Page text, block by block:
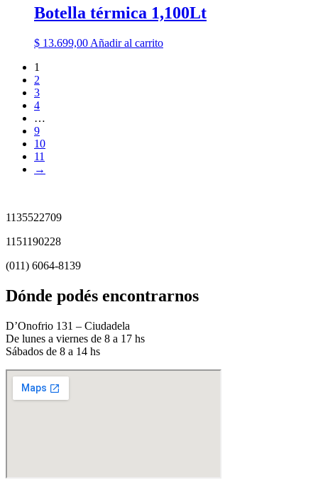
Botella térmica 1,100Lt
$ 13.699,00 Añadir al carrito
1
2
3
4
…
9
10
11
→
1135522709
1151190228
(011) 6064-8139
Dónde podés encontrarnos
D’Onofrio 131 – Ciudadela
De lunes a viernes de 8 a 17 hs
Sábados de 8 a 14 hs